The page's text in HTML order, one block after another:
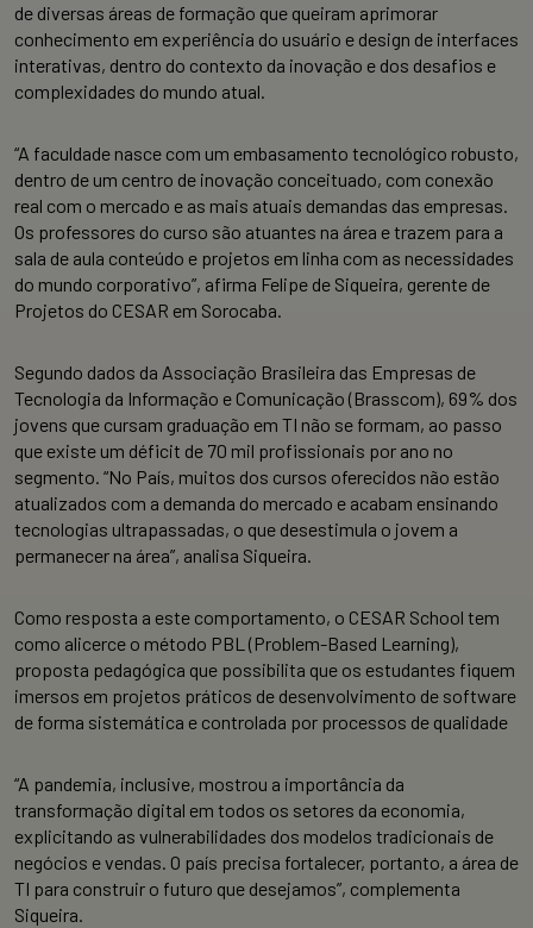
de diversas áreas de formação que queiram aprimorar
conhecimento em experiência do usuário e design de interfaces
interativas, dentro do contexto da inovação e dos desafios e
complexidades do mundo atual.
“A faculdade nasce com um embasamento tecnológico robusto,
dentro de um centro de inovação conceituado, com conexão
real com o mercado e as mais atuais demandas das empresas.
Os professores do curso são atuantes na área e trazem para a
sala de aula conteúdo e projetos em linha com as necessidades
do mundo corporativo”, afirma Felipe de Siqueira, gerente de
Projetos do CESAR em Sorocaba.
Segundo dados da Associação Brasileira das Empresas de
Tecnologia da Informação e Comunicação (Brasscom), 69% dos
jovens que cursam graduação em TI não se formam, ao passo
que existe um déficit de 70 mil profissionais por ano no
segmento. “No País, muitos dos cursos oferecidos não estão
atualizados com a demanda do mercado e acabam ensinando
tecnologias ultrapassadas, o que desestimula o jovem a
permanecer na área”, analisa Siqueira.
Como resposta a este comportamento, o CESAR School tem
como alicerce o método PBL (Problem-Based Learning),
proposta pedagógica que possibilita que os estudantes fiquem
imersos em projetos práticos de desenvolvimento de software
de forma sistemática e controlada por processos de qualidade
“A pandemia, inclusive, mostrou a importância da
transformação digital em todos os setores da economia,
explicitando as vulnerabilidades dos modelos tradicionais de
negócios e vendas. O país precisa fortalecer, portanto, a área de
TI para construir o futuro que desejamos”, complementa
Siqueira.